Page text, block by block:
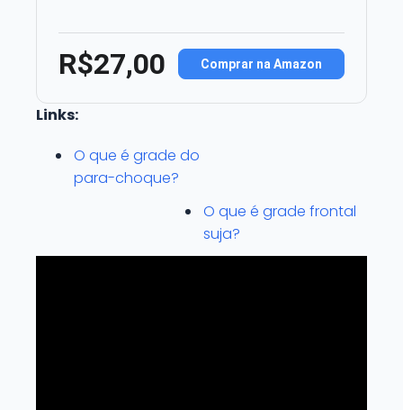
R$27,00 Comprar na Amazon
Links:
O que é grade do
para-choque?
O que é grade frontal
suja?